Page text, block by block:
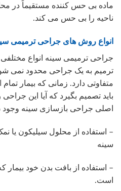
ماده بی حس کننده مستقیماً در
ناحیه را بی حس می کند.
انواع روش های جراحی ترمیمی
جراحی ترمیمی سینه انواع
ترمیم به یک جراحی محدود نمی
متفاوتی دارد. زمانی که بیمار
باید تصمیم بگیرد که آیا این جراحی
اصلی جراحی بازسازی سینه وجود
– استفاده از محلول سیلیکون یا
سینه
– استفاده از بافت بدن خود
است.